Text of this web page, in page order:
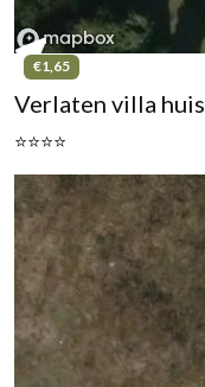
€1,65
Verlaten villa huis
⭐⭐⭐⭐